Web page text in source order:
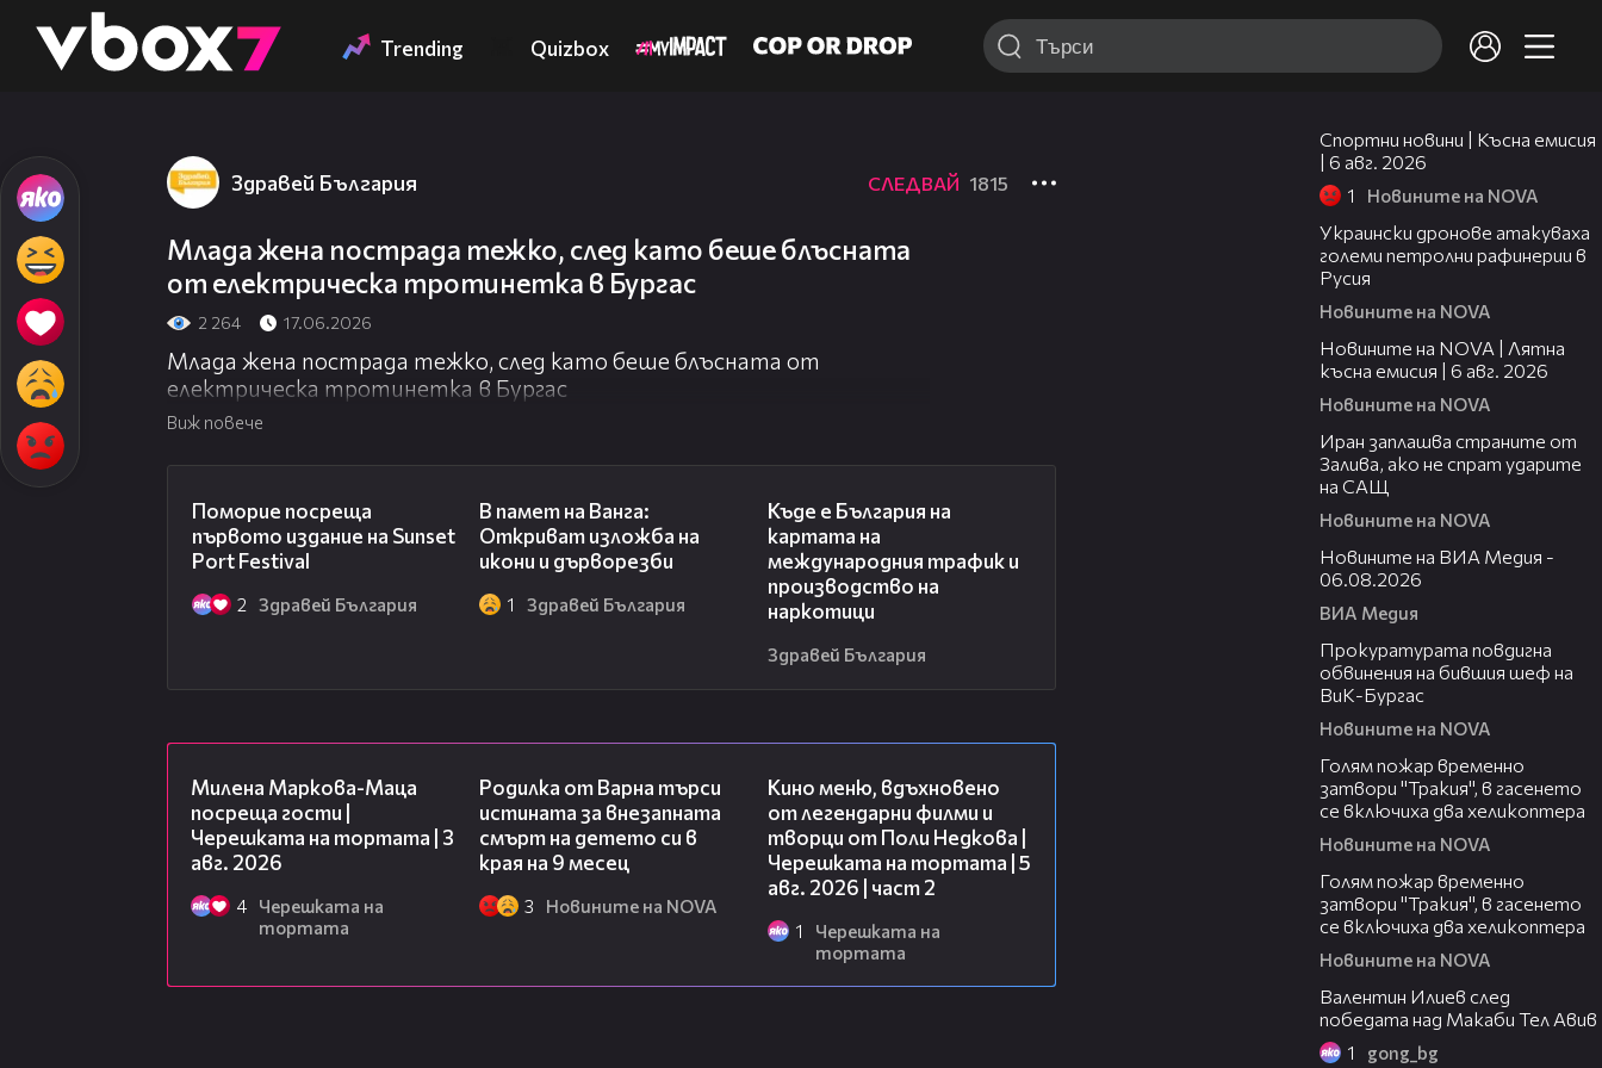
👾 Trending Quizbox
Здравей България СЛЕДВАЙ 1815
Млада жена пострада тежко, след като беше блъсната
от електрическа тротинетка в Бургас
2 264 17.06.2026
Млада жена пострада тежко, след като беше блъсната от
електрическа тротинетка в Бургас
Виж повече
Поморие посреща
първото издание на Sunset
Port Festival
2 Здравей България
В памет на Ванга:
Откриват изложба на
икони и дърворезби
1 Здравей България
Къде е България на
картата на
международния трафик и
производство на
наркотици
Здравей България
Милена Маркова-Маца
посреща гости |
Черешката на тортата | 3
авг. 2026
4
Черешката на
тортата
Родилка от Варна търси
истината за внезапната
смърт на детето си в
края на 9 месец
3 Новините на NOVA
Кино меню, вдъхновено
от легендарни филми и
творци от Поли Недкова |
Черешката на тортата | 5
авг. 2026 | част 2
1
Черешката на
тортата
Спортни новини | Късна емисия
| 6 авг. 2026
1 Новините на NOVA
Украински дронове атакуваха
големи петролни рафинерии в
Русия
Новините на NOVA
Новините на NOVA | Лятна
късна емисия | 6 авг. 2026
Новините на NOVA
Иран заплашва страните от
Залива, ако не спрат ударите
на САЩ
Новините на NOVA
Новините на ВИА Медия -
06.08.2026
ВИА Медия
Прокуратурата повдигна
обвинения на бившия шеф на
ВиК-Бургас
Новините на NOVA
Голям пожар временно
затвори "Тракия", в гасенето
се включиха два хеликоптера
Новините на NOVA
Голям пожар временно
затвори "Тракия", в гасенето
се включиха два хеликоптера
Новините на NOVA
Валентин Илиев след
победата над Макаби Тел Авив
1 gong_bg